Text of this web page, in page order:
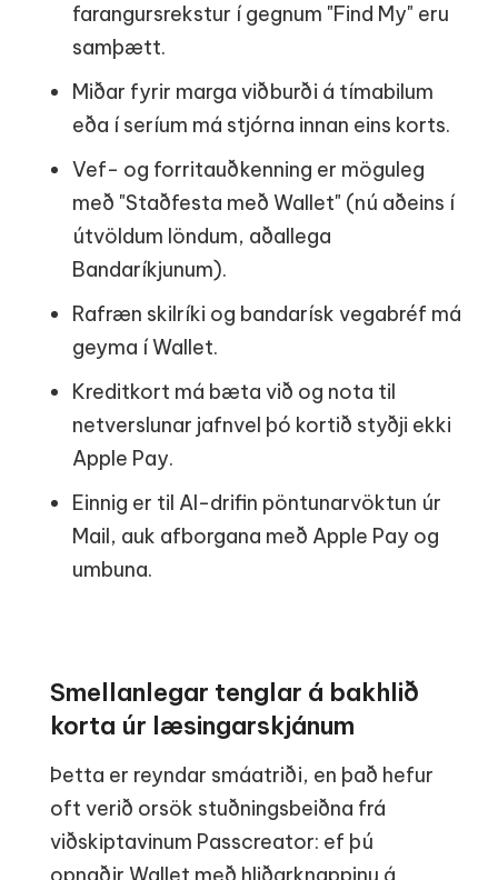
farangursrekstur í gegnum "Find My" eru
samþætt.
Miðar fyrir marga viðburði á tímabilum
eða í seríum má stjórna innan eins korts.
Vef- og forritauðkenning er möguleg
með "Staðfesta með Wallet" (nú aðeins í
útvöldum löndum, aðallega
Bandaríkjunum).
Rafræn skilríki og bandarísk vegabréf má
geyma í Wallet.
Kreditkort má bæta við og nota til
netverslunar jafnvel þó kortið styðji ekki
Apple Pay.
Einnig er til AI-drifin pöntunarvöktun úr
Mail, auk afborgana með Apple Pay og
umbuna.
Smellanlegar tenglar á bakhlið
korta úr læsingarskjánum
Þetta er reyndar smáatriði, en það hefur
oft verið orsök stuðningsbeiðna frá
viðskiptavinum Passcreator: ef þú